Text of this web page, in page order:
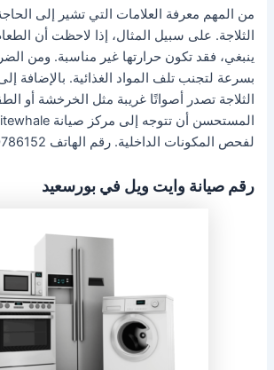
من المهم معرفة العلامات التي تشير إلى
الثلاجة. على سبيل المثال، إذا لاحظت أن
ينبغي، فقد تكون حرارتها غير مناسبة. ومن
بسرعة لتجنب تلف المواد الغذائية. بالإضافة
الثلاجة تصدر أصواتًا غريبة مثل الخرخشة أو
لفحص المكونات الداخلية. رقم الهاتف 01100786152
رقم صيانة وايت ويل في بورسعيد